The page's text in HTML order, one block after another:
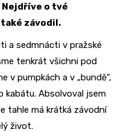
Nejdříve o tvé
závodil.
a sedmnácti v pražské
tenkrát všichni pod
v pumpkách a v „bundě“,
kabátu. Absolvoval jsem
tahle má krátká závodní
život.